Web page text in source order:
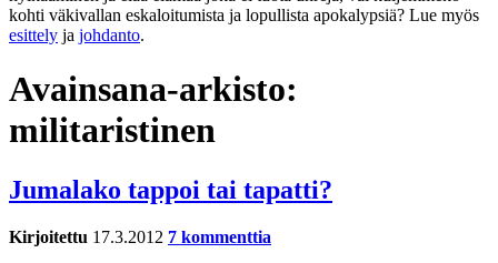
kohti väkivallan eskaloitumista ja lopullista apokalypsiä? Lue myös
esittely ja johdanto.
Avainsana-arkisto:
militaristinen
Jumalako tappoi tai tapatti?
Kirjoitettu 17.3.2012 7 kommenttia